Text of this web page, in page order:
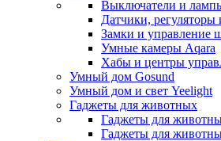
Выключатели и
Датчики, регуляторы
Замки и управление
Умные камеры Aqara
Хабы и центры
Умный дом Gosund
Умный дом и свет Yeelight
Гаджеты для животных
Гаджеты для
Гаджеты для